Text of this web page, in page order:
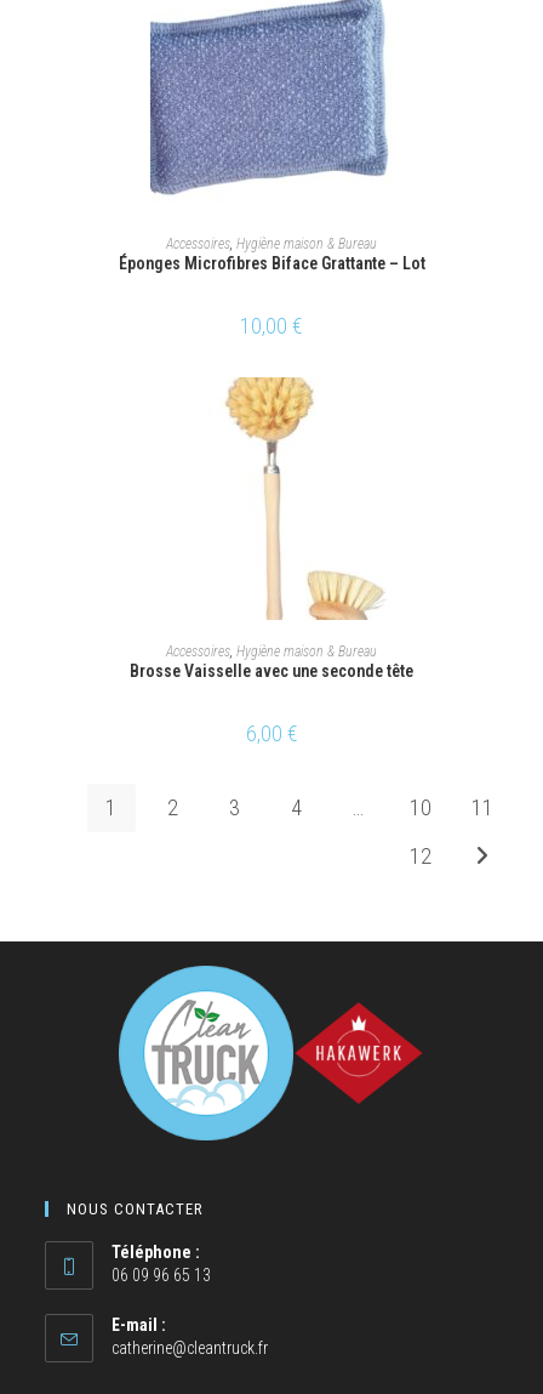
AJOUTER AU PANIER
Accessoires, Hygiène maison & Bureau
Éponges Microfibres Biface Grattante – Lot
10,00 €
AJOUTER AU PANIER
Accessoires Hygiène maison & Bureau
Brosse Vaisselle avec une seconde tête
6,00 €
1 2 3 4 10
11
12
NOUS CONTACTER
Téléphone :
06 09 96 65 13
E-mail :
catherine@cleantruck.fr